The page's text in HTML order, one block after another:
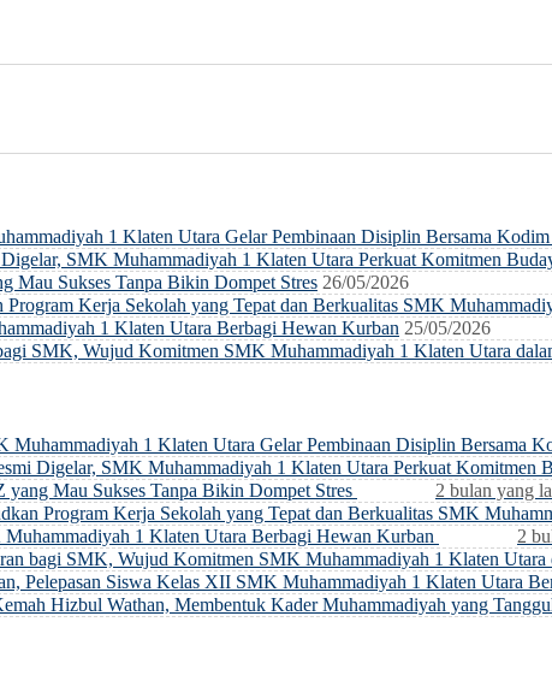
1 Klaten Utara Gelar Pembinaan Disiplin Bersama
SMK Muhammadiyah 1 Klaten Utara Perkuat Komitmen
Sukses Tanpa Bikin Dompet Stres 26/05/2026
Kerja Sekolah yang Tepat dan Berkualitas SMK
1 Klaten Utara Berbagi Hewan Kurban 25/05/2026
SMK, Wujud Komitmen SMK Muhammadiyah 1 Klaten Utara
Muhammadiyah 1 Klaten Utara Gelar Pembinaan Disiplin Bersama
Digelar, SMK Muhammadiyah 1 Klaten Utara Perkuat Komitmen
Mau Sukses Tanpa Bikin Dompet Stres
2 bulan yang
Program Kerja Sekolah yang Tepat dan Berkualitas SMK
1 Klaten Utara Berbagi Hewan Kurban
2
bagi SMK, Wujud Komitmen SMK Muhammadiyah 1 Klaten Utara
Pelepasan Siswa Kelas XII SMK Muhammadiyah 1 Klaten Utara
Hizbul Wathan, Membentuk Kader Muhammadiyah yang